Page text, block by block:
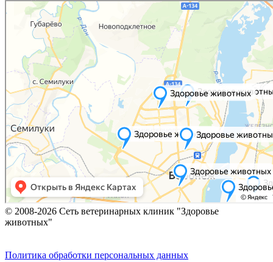
© 2008-2026 Сеть ветеринарных клиник "Здоровье
животных"
Политика обработки персональных данных